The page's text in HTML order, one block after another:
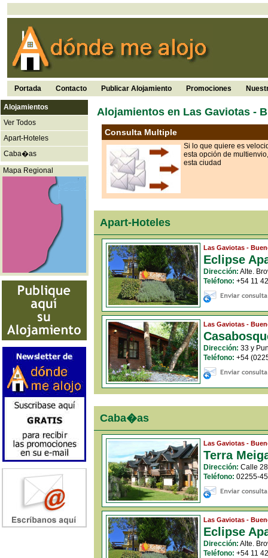
Portada Contacto Publicar Alojamiento Promociones
Alojamientos
Ver Todos
Apart-Hoteles
Caba�as
Mapa Regional
Alojamientos en Las Gaviotas -
Consulta Multiple
Si lo que quiere es
esta opción de
esta ciudad
Apart-Hoteles
Las Gaviotas -
Eclipse
Dirección: Alte.
Teléfono: +54 11
Las Gaviotas -
Dirección: 33 y
Teléfono: +54
Caba�as
Las Gaviotas -
Terra
Dirección: Calle
Teléfono: 02255-
Las Gaviotas -
Eclipse
Dirección: Alte.
Teléfono: +54 11